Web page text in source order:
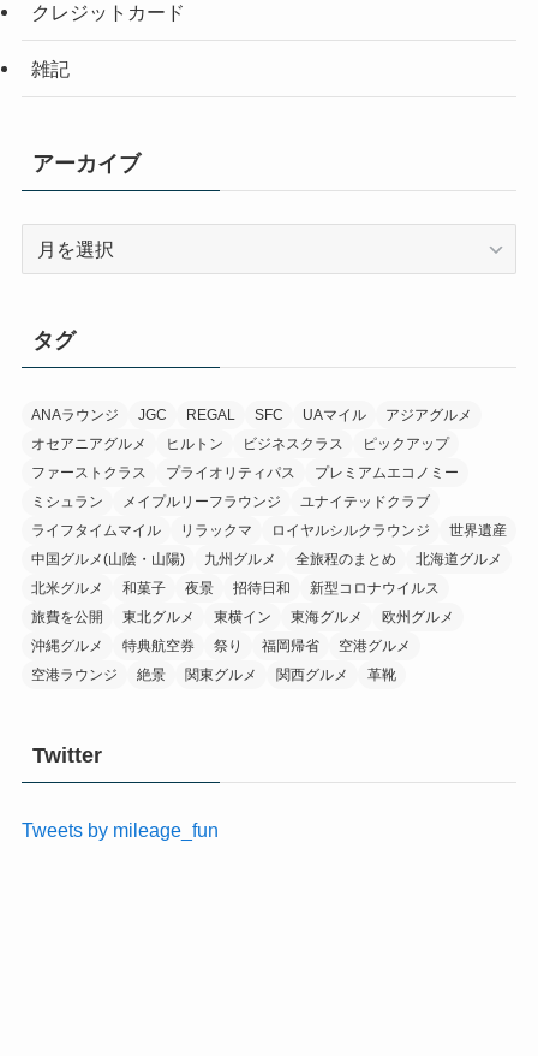
クレジットカード
雑記
アーカイブ
ブ
タグ
ANAラウンジ JGC REGAL SFC UAマイル
アジアグルメ
オセアニアグルメ
ヒルトン ビジネスクラス
ピックアップ
ファーストクラス
プライオリティパス
プレミアムエコノミー
ミシュラン
メイプルリーフラウンジ
ユナイテッドクラブ
ライフタイムマイル
リラックマ ロイヤルシルクラウンジ
世界遺産
中国グルメ(山陰・山陽)
九州グルメ 全旅程のまとめ
北海道グルメ
北米グルメ
和菓子 夜景 招待日和
新型コロナウイルス
旅費を公開
東北グルメ 東横イン 東海グルメ
欧州グルメ
沖縄グルメ
特典航空券 祭り 福岡帰省
空港グルメ
空港ラウンジ
絶景 関東グルメ 関西グルメ 革靴
Twitter
Tweets by mileage_fun